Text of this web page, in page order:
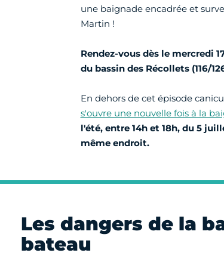
une baignade encadrée et
Martin !
Rendez-vous dès le mercredi
du bassin des Récollets (116/
En dehors de cet épisode
s'ouvre une nouvelle fois à la
l'été, entre 14h et 18h, du 5
même endroit.
Les dangers de la
bateau